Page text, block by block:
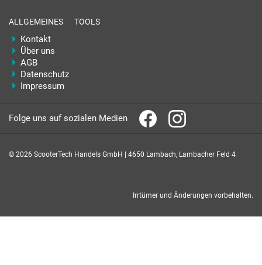
ALLGEMEINES
Kontakt
Über uns
AGB
Datenschutz
Impressum
TOOLS
Folge uns auf sozialen Medien
© 2026 ScooterTech Handels GmbH | 4650 Lambach, Lambacher Feld 4
Irrtümer und Änderungen vorbehalten.